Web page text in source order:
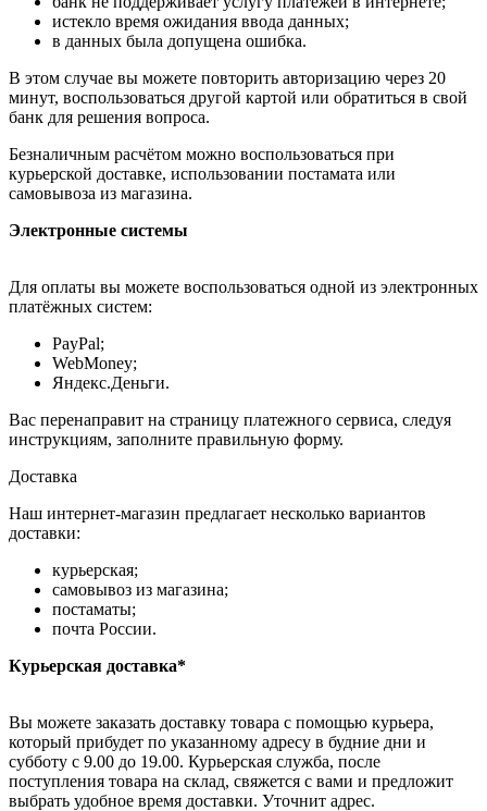
истекло время ожидания ввода данных;
в данных была допущена ошибка.
В этом случае вы можете повторить авторизацию через 20
минут, воспользоваться другой картой или обратиться в свой
банк для решения вопроса.
Безналичным расчётом можно воспользоваться при
курьерской доставке, использовании постамата или
самовывоза из магазина.
Электронные системы
Для оплаты вы можете воспользоваться одной из электронных
платёжных систем:
PayPal;
WebMoney;
Яндекс.Деньги.
Вас перенаправит на страницу платежного сервиса, следуя
инструкциям, заполните правильную форму.
Доставка
Наш интернет-магазин предлагает несколько вариантов
доставки:
курьерская;
самовывоз из магазина;
постаматы;
почта России.
Курьерская доставка*
Вы можете заказать доставку товара с помощью курьера,
который прибудет по указанному адресу в будние дни и
субботу с 9.00 до 19.00. Курьерская служба, после
поступления товара на склад, свяжется с вами и предложит
выбрать удобное время доставки. Уточнит адрес.